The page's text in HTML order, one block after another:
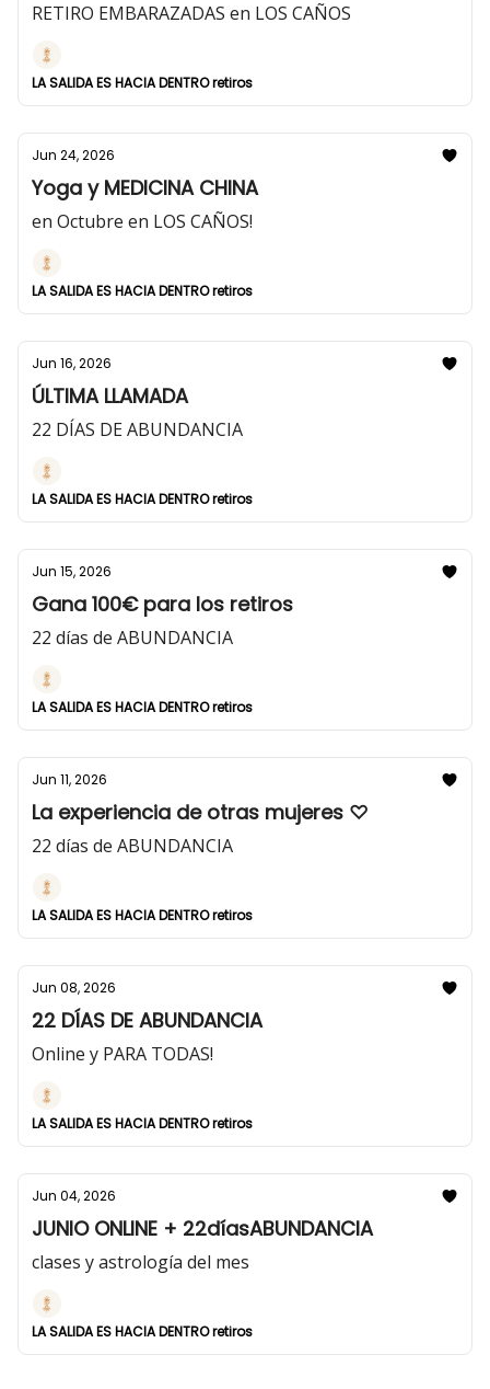
RETIRO EMBARAZADAS en LOS CAÑOS
LA SALIDA ES HACIA DENTRO retiros
Jun 24, 2026
Yoga y MEDICINA CHINA
en Octubre en LOS CAÑOS!
LA SALIDA ES HACIA DENTRO retiros
Jun 16, 2026
ÚLTIMA LLAMADA
22 DÍAS DE ABUNDANCIA
LA SALIDA ES HACIA DENTRO retiros
Jun 15, 2026
Gana 100€ para los retiros
22 días de ABUNDANCIA
LA SALIDA ES HACIA DENTRO retiros
Jun 11, 2026
La experiencia de otras mujeres ♡
22 días de ABUNDANCIA
LA SALIDA ES HACIA DENTRO retiros
Jun 08, 2026
22 DÍAS DE ABUNDANCIA
Online y PARA TODAS!
LA SALIDA ES HACIA DENTRO retiros
Jun 04, 2026
JUNIO ONLINE + 22díasABUNDANCIA
clases y astrología del mes
LA SALIDA ES HACIA DENTRO retiros